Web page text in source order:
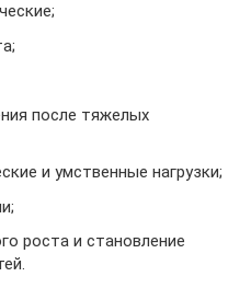
после тяжелых
и умственные нагрузки;
роста и становление